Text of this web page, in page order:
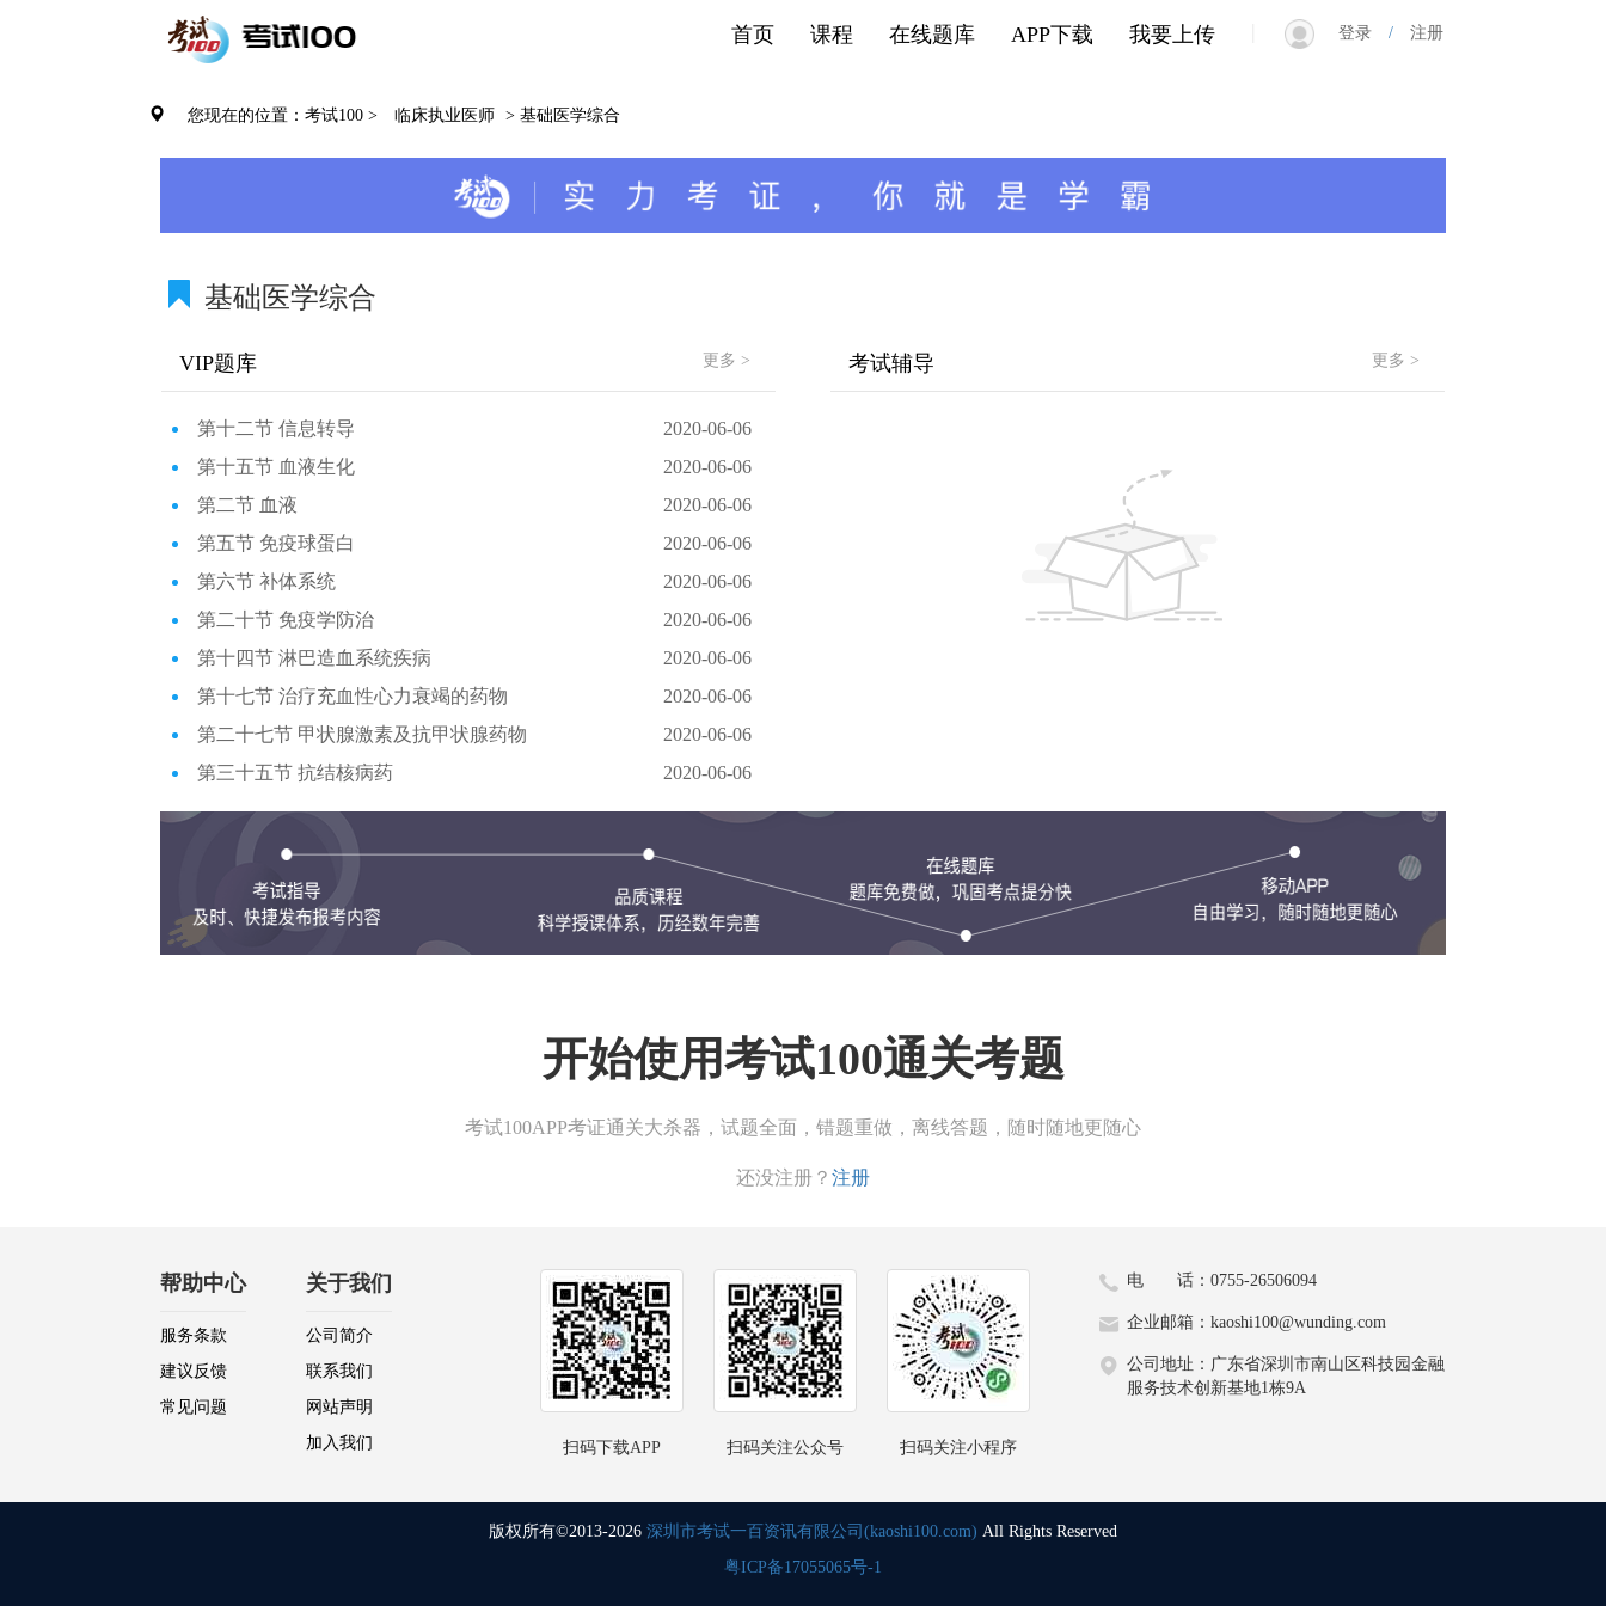
登录/ 注册
我要上传
APP下载
在线题库
课程
首页
您现在的位置：考试100 > 临床执业医师 > 基础医学综合
基础医学综合
VIP题库 更多 >
第十二节 信息转导
2020-06-06
第十五节 血液生化
2020-06-06
第二节 血液
2020-06-06
第五节 免疫球蛋白
2020-06-06
第六节 补体系统
2020-06-06
第二十节 免疫学防治
2020-06-06
第十四节 淋巴造血系统疾病
2020-06-06
第十七节 治疗充血性心力衰竭的药物
2020-06-06
第二十七节 甲状腺激素及抗甲状腺药物
2020-06-06
第三十五节 抗结核病药
2020-06-06
考试辅导 更多 >
开始使用考试100通关考题
考试100APP考证通关大杀器，试题全面，错题重做，离线答题，随时随地更随心
还没注册？ 注册
帮助中心
服务条款
建议反馈
常见问题
关于我们
公司简介
联系我们
网站声明
加入我们
扫码下载APP 扫码关注公众号 扫码关注小程序
电 话：0755-26506094
企业邮箱：kaoshi100@wunding.com
公司地址：广东省深圳市南山区科技园金融
服务技术创新基地1栋9A
版权所有©2013-2026 深圳市考试一百资讯有限公司(kaoshi100.com) All Rights Reserved
粤ICP备17055065号-1